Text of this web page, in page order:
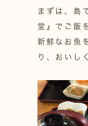
まずは、島
堂』でご飯
新鮮なお魚
り、おいし